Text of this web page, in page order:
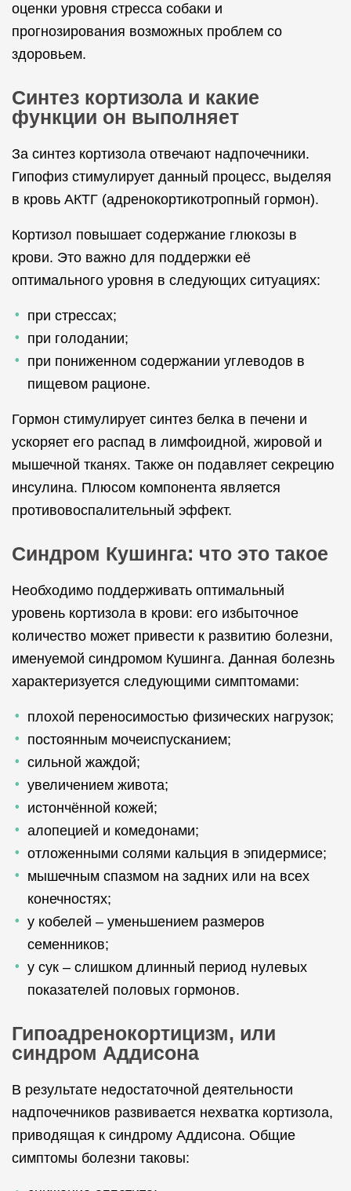
оценки уровня стресса собаки и
прогнозирования возможных проблем со
здоровьем.
Синтез кортизола и какие
функции он выполняет
За синтез кортизола отвечают надпочечники.
Гипофиз стимулирует данный процесс, выделяя
в кровь АКТГ (адренокортикотропный гормон).
Кортизол повышает содержание глюкозы в
крови. Это важно для поддержки её
оптимального уровня в следующих ситуациях:
при стрессах;
при голодании;
при пониженном содержании углеводов в
пищевом рационе.
Гормон стимулирует синтез белка в печени и
ускоряет его распад в лимфоидной, жировой и
мышечной тканях. Также он подавляет секрецию
инсулина. Плюсом компонента является
противовоспалительный эффект.
Синдром Кушинга: что это такое
Необходимо поддерживать оптимальный
уровень кортизола в крови: его избыточное
количество может привести к развитию болезни,
именуемой синдромом Кушинга. Данная болезнь
характеризуется следующими симптомами:
плохой переносимостью физических нагрузок;
постоянным мочеиспусканием;
сильной жаждой;
увеличением живота;
истончённой кожей;
алопецией и комедонами;
отложенными солями кальция в эпидермисе;
мышечным спазмом на задних или на всех
конечностях;
у кобелей – уменьшением размеров
семенников;
у сук – слишком длинный период нулевых
показателей половых гормонов.
Гипоадренокортицизм, или
синдром Аддисона
В результате недостаточной деятельности
надпочечников развивается нехватка кортизола,
приводящая к синдрому Аддисона. Общие
симптомы болезни таковы: